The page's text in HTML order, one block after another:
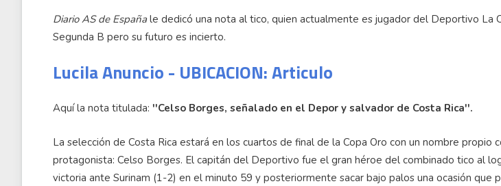
Diario AS de España le dedicó una nota al tico, quien actualmente es jugador del Deportivo La
Segunda B pero su futuro es incierto.
Lucila Anuncio - UBICACION: Articulo
Aquí la nota titulada: ''Celso Borges, señalado en el Depor y salvador de Costa Rica''.
La selección de Costa Rica estará en los cuartos de final de la Copa Oro con un nombre propio
protagonista: Celso Borges. El capitán del Deportivo fue el gran héroe del combinado tico al
victoria ante Surinam (1-2) en el minuto 59 y posteriormente sacar bajo palos una ocasión que